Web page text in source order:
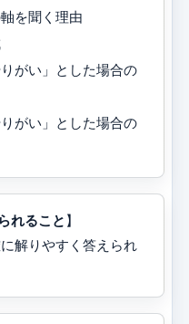
を聞く理由
がい」とした場合の
がい」とした場合の
れること 】
解りやすく答えられ